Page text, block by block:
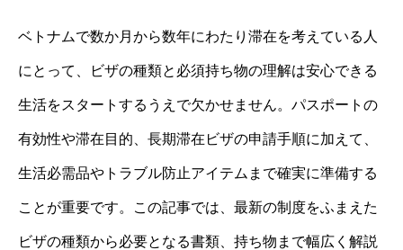
ベトナムで数か月から数年にわたり滞在を考えている人
にとって、ビザの種類と必須持ち物の理解は安心できる
生活をスタートするうえで欠かせません。パスポートの
有効性や滞在目的、長期滞在ビザの申請手順に加えて、
生活必需品やトラブル防止アイテムまで確実に準備する
ことが重要です。この記事では、最新の制度をふまえた
ビザの種類から必要となる書類、持ち物まで幅広く解説